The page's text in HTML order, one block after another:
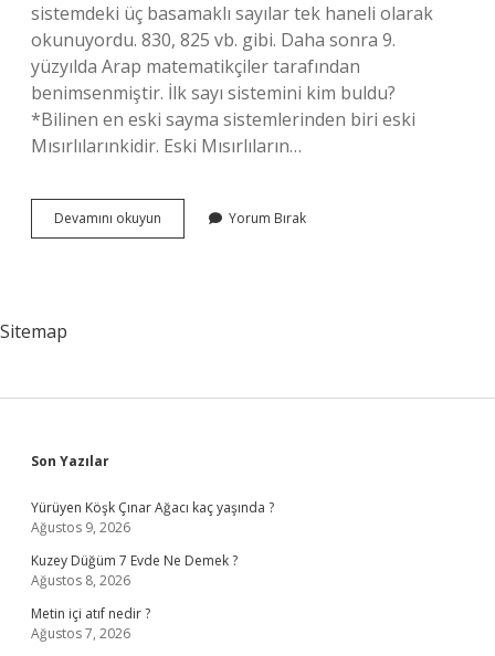
sistemdeki üç basamaklı sayılar tek haneli olarak
okunuyordu. 830, 825 vb. gibi. Daha sonra 9.
yüzyılda Arap matematikçiler tarafından
benimsenmiştir. İlk sayı sistemini kim buldu?
*Bilinen en eski sayma sistemlerinden biri eski
Mısırlılarınkidir. Eski Mısırlıların…
Devamını okuyun
2
Yorum Bırak
Sitemap
Sidebar
Son Yazılar
Yürüyen Köşk Çınar Ağacı kaç yaşında ?
Ağustos 9, 2026
Kuzey Düğüm 7 Evde Ne Demek ?
Ağustos 8, 2026
Metin içi atıf nedir ?
Ağustos 7, 2026